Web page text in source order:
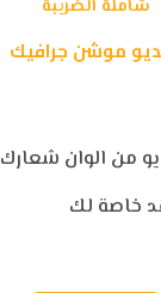
شاملة الضريبة
موشن جرافيك
من الوان شعارك
خاصة لك